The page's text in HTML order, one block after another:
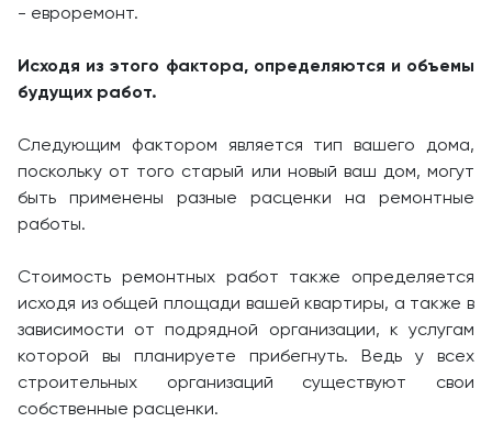
- евроремонт.
Исходя из этого фактора, определяются и объемы
будущих работ.
Следующим фактором является тип вашего дома,
поскольку от того старый или новый ваш дом, могут
быть применены разные расценки на ремонтные
работы.
Стоимость ремонтных работ также определяется
исходя из общей площади вашей квартиры, а также в
зависимости от подрядной организации, к услугам
которой вы планируете прибегнуть. Ведь у всех
строительных организаций существуют свои
собственные расценки.